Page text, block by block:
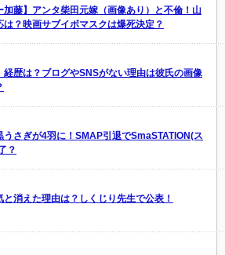
加藤】アンタ柴田元嫁（画像あり）と不倫！山
は？映画サブイボマスクは爆死決定？
経歴は？ブログやSNSがない理由は彼氏の画像
うさぎが4羽に！SMAP引退でSmaSTATION(ス
？
と消えた理由は？しくじり先生で公表！